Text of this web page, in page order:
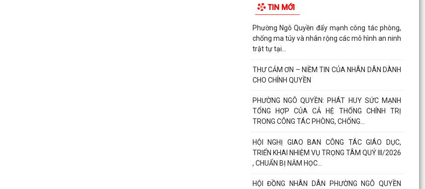
TIN MỚI
Phường Ngô Quyền đẩy mạnh công tác phòng,
chống ma túy và nhân rộng các mô hình an ninh
trật tự tại...
THƯ CẢM ƠN – NIỀM TIN CỦA NHÂN DÂN DÀNH
CHO CHÍNH QUYỀN
PHƯỜNG NGÔ QUYỀN: PHÁT HUY SỨC MẠNH
TỔNG HỢP CỦA CẢ HỆ THỐNG CHÍNH TRỊ
TRONG CÔNG TÁC PHÒNG, CHỐNG...
HỘI NGHỊ GIAO BAN CÔNG TÁC GIÁO DỤC,
TRIỂN KHAI NHIỆM VỤ TRỌNG TÂM QUÝ III/2026
, CHUẨN BỊ NĂM HỌC...
HỘI ĐỒNG NHÂN DÂN PHƯỜNG NGÔ QUYỀN